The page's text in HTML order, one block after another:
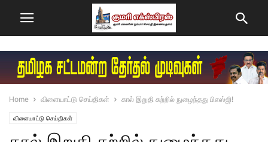
Home விளையாட்டு செய்திகள் கால் இறுதி சுற்றில் நுழைந்தது பிஎஸ்ஜி!
விளையாட்டு செய்திகள்